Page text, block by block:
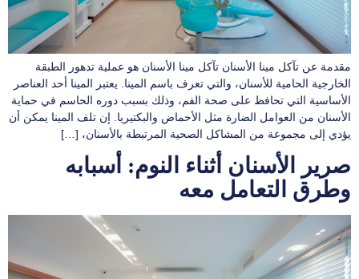
مقدمة عن تآكل مينا الأسنان تآكل مينا الأسنان هو عملية تدهور الطبقة
الخارجية الحامية للأسنان، والتي تعرف باسم المينا. يعتبر المينا أحد العناصر
الأساسية التي تحافظ على صحة الفم، وذلك بسبب دوره الحاسم في حماية
الأسنان من العوامل الضارة مثل الأحماض والبكتيريا. إن تلف المينا يمكن أن
يؤدي إلى مجموعة من المشاكل الصحية المرتبطة بالأسنان، […]
صرير الأسنان أثناء النوم: أسبابه
وطرق التعامل معه